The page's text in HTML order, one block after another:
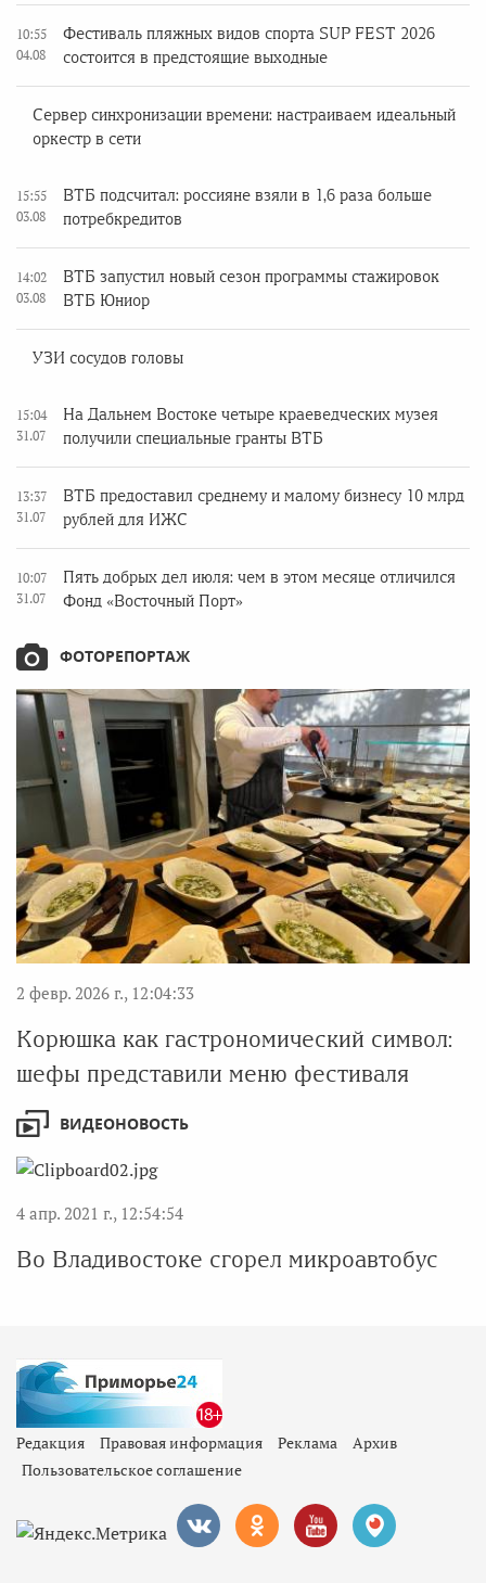
10:55
04.08
Фестиваль пляжных видов спорта SUP FEST 2026
состоится в предстоящие выходные
Сервер синхронизации времени: настраиваем идеальный
оркестр в сети
15:55
03.08
ВТБ подсчитал: россияне взяли в 1,6 раза больше
потребкредитов
14:02
03.08
ВТБ запустил новый сезон программы стажировок
ВТБ Юниор
УЗИ сосудов головы
15:04
31.07
На Дальнем Востоке четыре краеведческих музея
получили специальные гранты ВТБ
13:37
31.07
ВТБ предоставил среднему и малому бизнесу 10 млрд
рублей для ИЖС
10:07
31.07
Пять добрых дел июля: чем в этом месяце отличился
Фонд «Восточный Порт»
ФОТОРЕПОРТАЖ
2 февр. 2026 г., 12:04:33
Корюшка как гастрономический символ:
шефы представили меню фестиваля
ВИДЕОНОВОСТЬ
4 апр. 2021 г., 12:54:54
Во Владивостоке сгорел микроавтобус
Редакция Правовая информация Реклама
Архив
Пользовательское соглашение